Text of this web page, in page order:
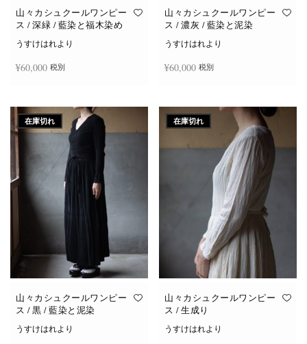
山々カシュクールワンピー
ス / 深緑 / 藍染と福木染め
うすけはれより
¥60,000 税別
山々カシュクールワンピー
ス / 濃灰 / 藍染と泥染
うすけはれより
¥60,000 税別
在庫切れ
山々カシュクールワンピー
ス / 黒 / 藍染と泥染
うすけはれより
在庫切れ
山々カシュクールワンピー
ス / 生成り
うすけはれより